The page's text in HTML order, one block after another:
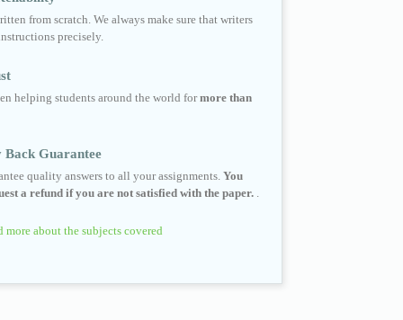
from scratch. We always make sure that writers
precisely.
helping students around the world formore than
Back Guarantee
quality answers to all your assignments. You
a refund if you are not satisfied with the paper.
more about the subjects covered